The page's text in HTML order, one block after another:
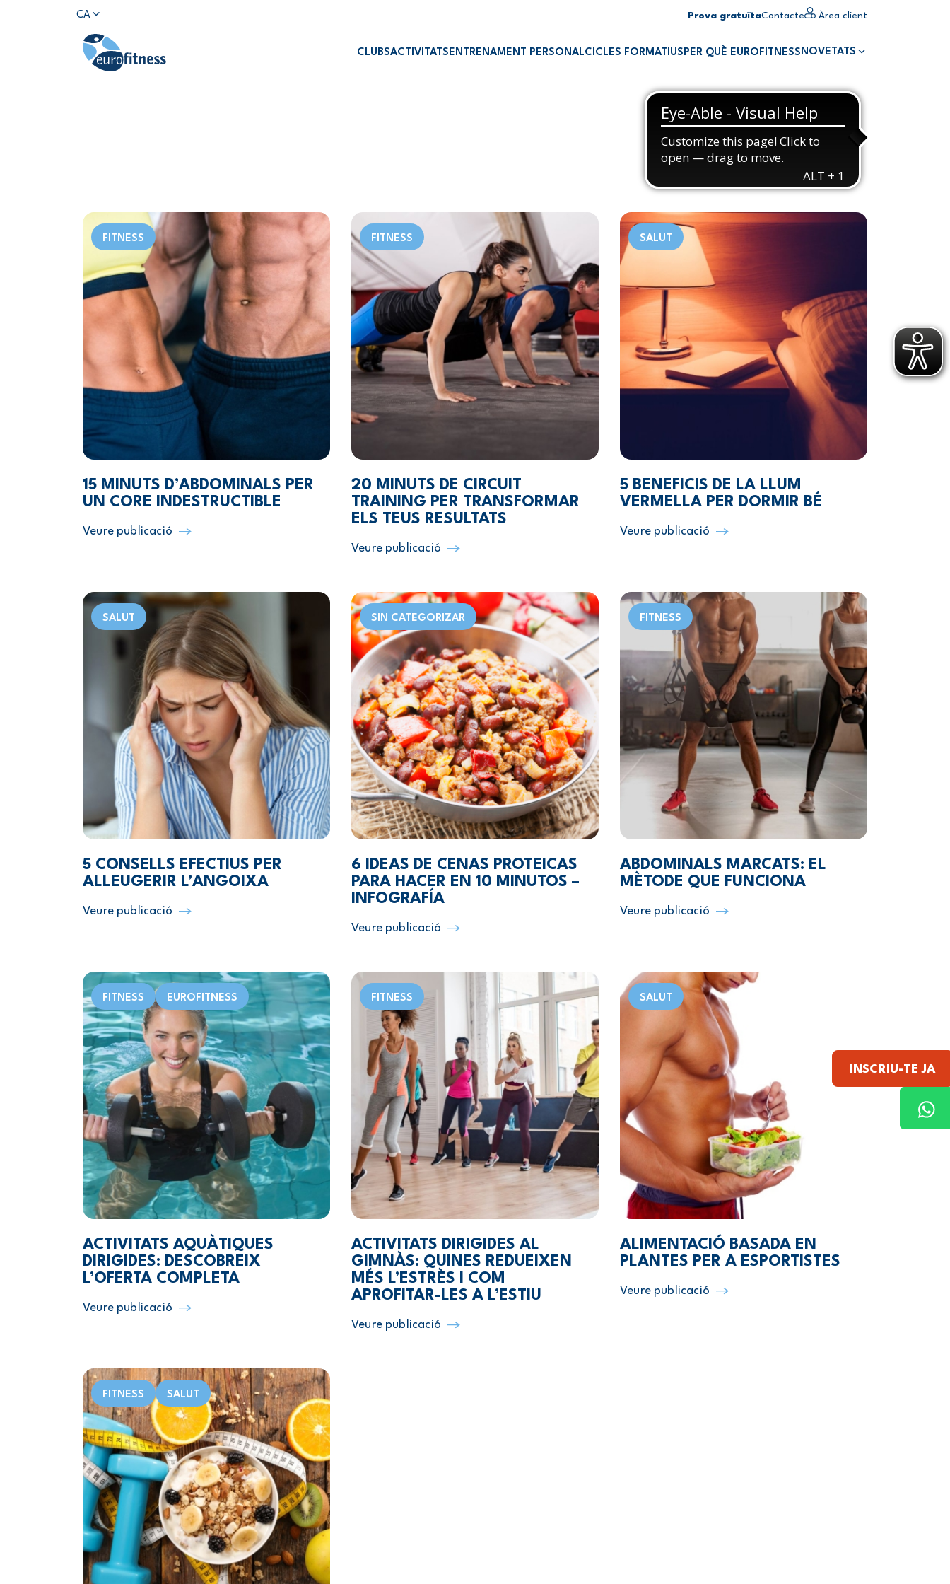
INSCRIU-TE JA
CA Prova gratuïtaContacte Àrea client
CLUBSACTIVITATS ENTRENAMENT PERSONALCICLES FORMATIUS PER QUÈ EUROFITNESS NOVETATS
FITNESS
15 MINUTS D’ABDOMINALS PER
UN CORE INDESTRUCTIBLE
Veure publicació
FITNESS
20 MINUTS DE CIRCUIT
TRAINING PER TRANSFORMAR
ELS TEUS RESULTATS
Veure publicació
SALUT
5 BENEFICIS DE LA LLUM
VERMELLA PER DORMIR BÉ
Veure publicació
SALUT
5 CONSELLS EFECTIUS PER
ALLEUGERIR L’ANGOIXA
Veure publicació
SIN CATEGORIZAR
6 IDEAS DE CENAS PROTEICAS
PARA HACER EN 10 MINUTOS –
INFOGRAFÍA
Veure publicació
FITNESS
ABDOMINALS MARCATS: EL
MÈTODE QUE FUNCIONA
Veure publicació
FITNESS EUROFITNESS
ACTIVITATS AQUÀTIQUES
DIRIGIDES: DESCOBREIX
L’OFERTA COMPLETA
Veure publicació
FITNESS
ACTIVITATS DIRIGIDES AL
GIMNÀS: QUINES REDUEIXEN
MÉS L’ESTRÈS I COM
APROFITAR-LES A L’ESTIU
Veure publicació
SALUT
ALIMENTACIÓ BASADA EN
PLANTES PER A ESPORTISTES
Veure publicació
FITNESS SALUT